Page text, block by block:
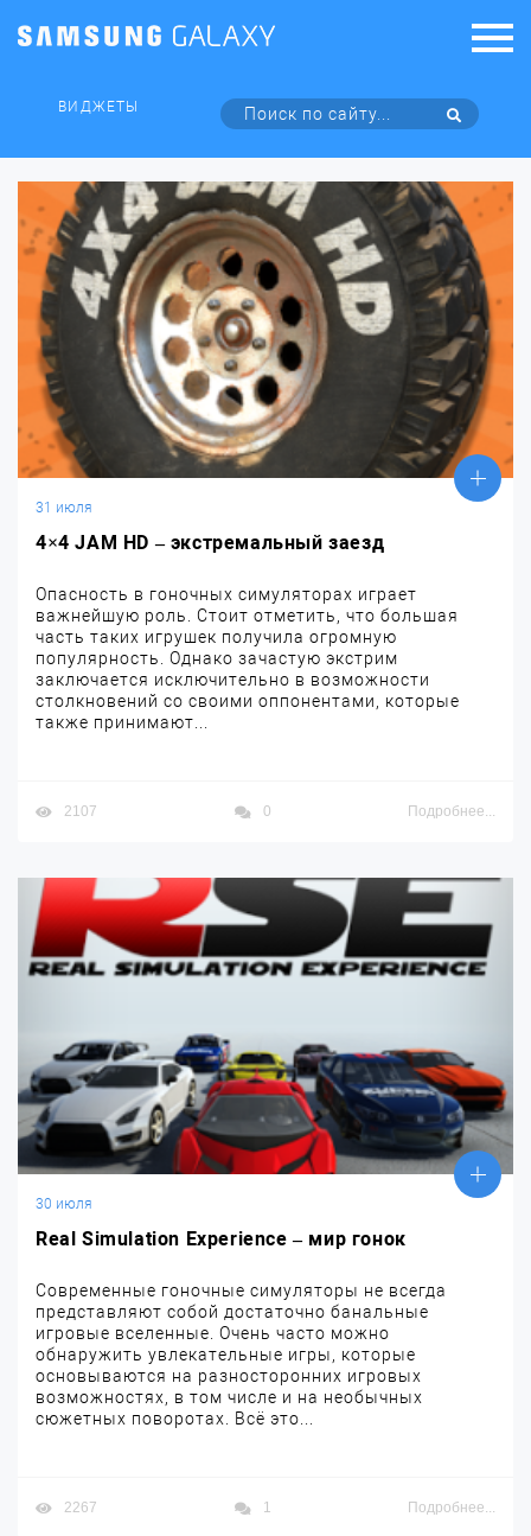
ВИДЖЕТЫ
31 июля
4×4 JAM HD – экстремальный заезд
Опасность в гоночных симуляторах играет
важнейшую роль. Стоит отметить, что большая
часть таких игрушек получила огромную
популярность. Однако зачастую экстрим
заключается исключительно в возможности
столкновений со своими оппонентами, которые
также принимают...
2107 0 Подробнее...
30 июля
Real Simulation Experience – мир гонок
Современные гоночные симуляторы не всегда
представляют собой достаточно банальные
игровые вселенные. Очень часто можно
обнаружить увлекательные игры, которые
основываются на разносторонних игровых
возможностях, в том числе и на необычных
сюжетных поворотах. Всё это...
2267 1 Подробнее...